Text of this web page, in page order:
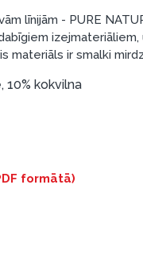
līnijām - PURE
izejmateriāliem,
materiāls ir smalki
10% kokvilna
formātā)